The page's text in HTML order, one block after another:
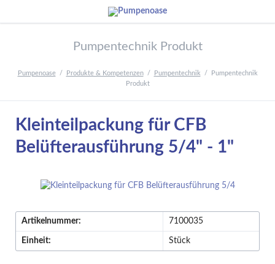
Pumpentechnik Produkt
Pumpenoase Produkte & Kompetenzen Pumpentechnik
Pumpentechnik
Produkt
Kleinteilpackung für CFB
Belüfterausführung 5/4" - 1"
Artikelnummer: 7100035
Einheit: Stück